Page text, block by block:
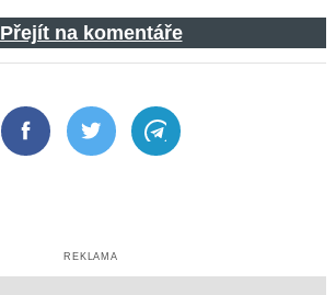
Přejít na komentáře
FacebookTwitter Telegram
REKLAMA